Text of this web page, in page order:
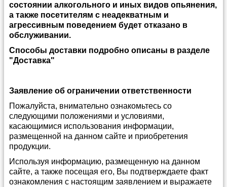
состоянии алкогольного и иных видов опьянения,
а также посетителям с неадекватным и
агрессивным поведением будет отказано в
обслуживании.
Способы доставки подробно описаны в разделе
"Доставка"
Заявление об ограничении ответственности
Пожалуйста, внимательно ознакомьтесь со
следующими положениями и условиями,
касающимися использования информации,
размещенной на данном сайте и приобретения
продукции.
Используя информацию, размещенную на данном
сайте, а также посещая его, Вы подтверждаете факт
ознакомления с настоящим заявлением и выражаете